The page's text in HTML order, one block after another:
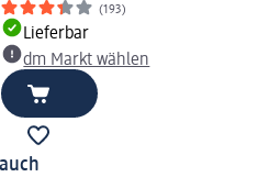
(193)
Lieferbar
dm Markt wählen